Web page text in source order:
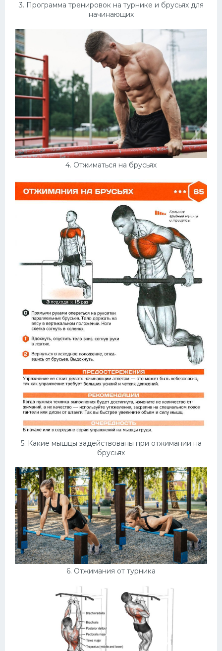
3. Программа тренировок на турнике и брусьях для
начинающих
4. Отжиматься на брусьях
5. Какие мышцы задействованы при отжимании на
брусьях
6. Отжимания от турника